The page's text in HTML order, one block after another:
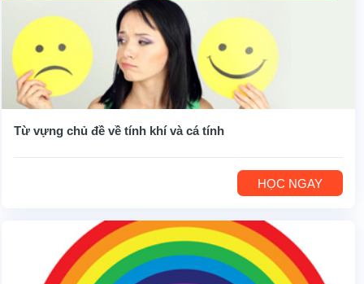
Từ vựng chủ đề về tính khí và cá tính
HỌC NGAY